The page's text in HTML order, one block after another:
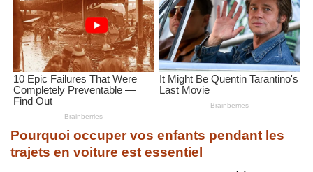
Pourquoi occuper vos enfants pendant les
trajets en voiture est essentiel